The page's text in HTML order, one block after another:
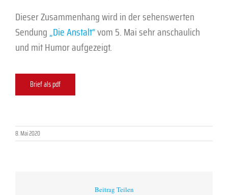
Dieser Zusammenhang wird in der sehenswerten
Sendung„Die Anstalt“vom 5. Mai sehr anschaulich
und mit Humor aufgezeigt.
Brief als pdf
8. Mai 2020
Beitrag Teilen